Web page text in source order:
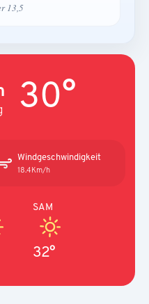
13,5
30°
Windgeschwindigkeit
18.4Km/h
SAM
32°